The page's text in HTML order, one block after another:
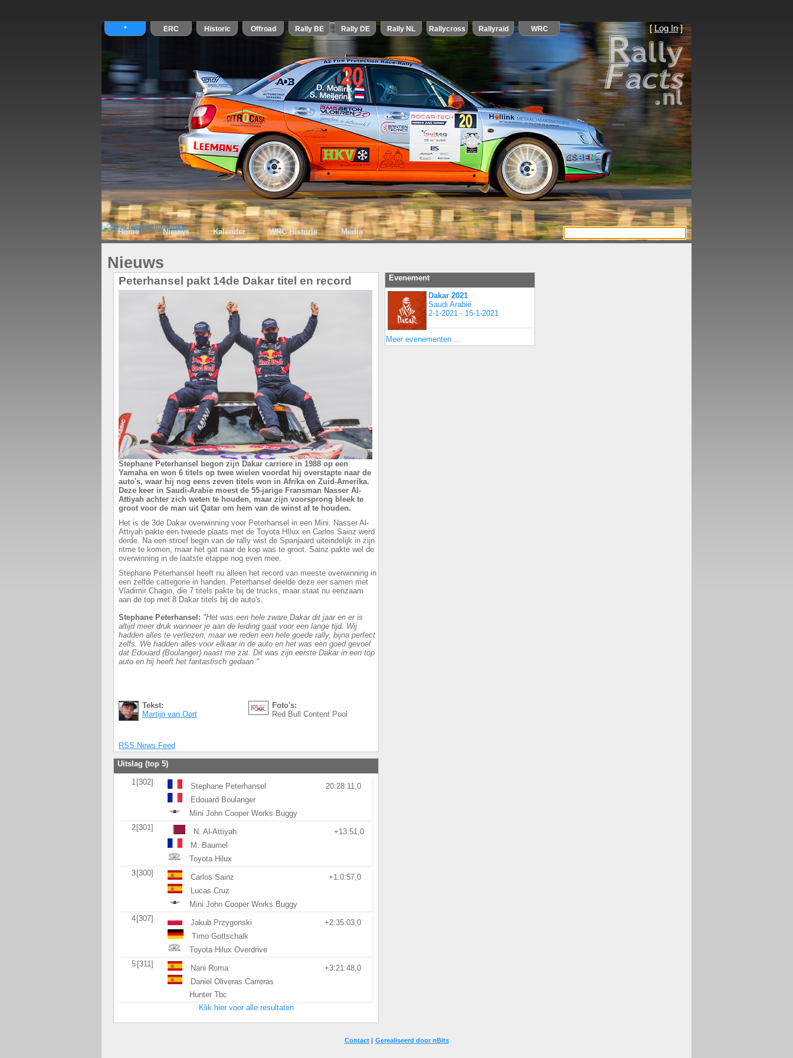
[ Log In]
Home Nieuws Kalender WRC Historie Media
Nieuws
Peterhansel pakt 14de Dakar titel en record
Stephane Peterhansel begon zijn Dakar carriere in 1988 op een
Yamaha en won 6 titels op twee wielen voordat hij overstapte naar de
auto's, waar hij nog eens zeven titels won in Afrika en Zuid-Amerika.
Deze keer in Saudi-Arabie moest de 55-jarige Fransman Nasser Al-
Attiyah achter zich weten te houden, maar zijn voorsprong bleek te
groot voor de man uit Qatar om hem van de winst af te houden.
Het is de 3de Dakar overwinning voor Peterhansel in een Mini. Nasser Al-
Attiyah pakte een tweede plaats met de Toyota HIlux en Carlos Sainz werd
derde. Na een stroef begin van de rally wist de Spanjaard uiteindelijk in zijn
ritme te komen, maar het gat naar de kop was te groot. Sainz pakte wel de
overwinning in de laatste etappe nog even mee.
Stephane Peterhansel heeft nu alleen het record van meeste overwinning in
een zelfde cattegorie in handen. Peterhansel deelde deze eer samen met
Vladimir Chagin, die 7 titels pakte bij de trucks, maar staat nu eenzaam
aan de top met 8 Dakar titels bij de auto's.
Stephane Peterhansel: "Het was een hele zware Dakar dit jaar en er is
altijd meer druk wanneer je aan de leiding gaat voor een lange tijd. Wij
hadden alles te verliezen, maar we reden een hele goede rally, bijna perfect
zelfs. We hadden alles voor elkaar in de auto en het was een goed gevoel
dat Edouard (Boulanger) naast me zat. Dit was zijn eerste Dakar in een top
auto en hij heeft het fantastisch gedaan."
Tekst:
Martijn van Oort
Foto's:
Red Bull Content Pool
RSS News Feed
Uitslag (top 5)
1 [302] Stephane Peterhansel
20:28:11,0
Edouard Boulanger
Mini John Cooper Works Buggy
2 [301] N. Al-Attiyah
+13:51,0
M. Baumel
Toyota Hilux
3 [300] Carlos Sainz
+1:0:57,0
Lucas Cruz
Mini John Cooper Works Buggy
4 [307] Jakub Przygonski
+2:35:03,0
Timo Gottschalk
Toyota Hilux Overdrive
5 [311] Nani Roma
+3:21:48,0
Daniel Oliveras Carreras
Hunter Tbc
Klik hier voor alle resultaten
Evenement
Dakar 2021
Saudi Arabië
2-1-2021 - 15-1-2021
Meer evenementen ...
Contact| Gerealiseerd door nBits